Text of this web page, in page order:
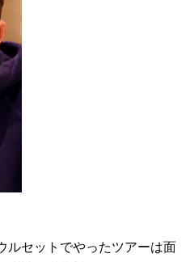
ルセットでやったツアーは面